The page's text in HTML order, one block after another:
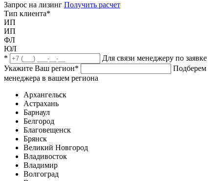
Запрос на лизинг Получить расчет
Тип клиента*
ИП
ИП
ФЛ
ЮЛ
*
Для связи менеджеру по заявке
Укажите Ваш регион*
Подберем
менеджера в вашем региона
Архангельск
Астрахань
Барнаул
Белгород
Благовещенск
Брянск
Великий Новгород
Владивосток
Владимир
Волгоград